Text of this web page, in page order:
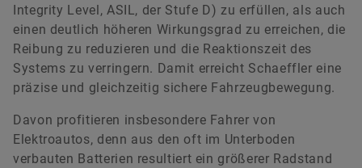
Integrity Level, ASIL, der Stufe D) zu erfüllen, als auch
einen deutlich höheren Wirkungsgrad zu erreichen, die
Reibung zu reduzieren und die Reaktionszeit des
Systems zu verringern. Damit erreicht Schaeffler eine
präzise und gleichzeitig sichere Fahrzeugbewegung.
Davon profitieren insbesondere Fahrer von
Elektroautos, denn aus den oft im Unterboden
verbauten Batterien resultiert ein größerer Radstand